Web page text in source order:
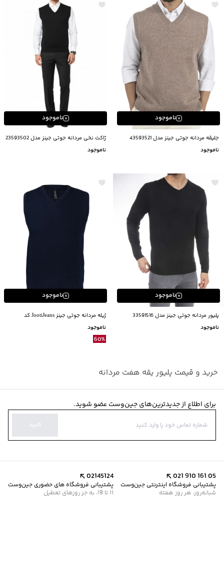
ناموجود
جلیقه مردانه جوتی جینز مدل 43593521
ناموجود
ناموجود
ژاکت نخی مردانه جوتی جینز مدل 23593502
ناموجود
ناموجود
پلیور مردانه جوتی جینز مدل 33591516
ناموجود
ناموجود
ژیله مردانه جوتی جینز JootiJeans کد
BB13593931
ناموجود
60%
خرید و قیمت پلیور یقه هفت مردانه
برای اطلاع از جدیدترین‌های جین‌وست عضو شوید.
تایید
021 910 161 05
پشتیبانی فروشگاه اینترنتی جین‌وست
شبانه‌روز، هر روز هفته
02145124
پشتیبانی فروشگاه های حضوری جین‌وست
11 تا 19، به جز روزهای تعطیل